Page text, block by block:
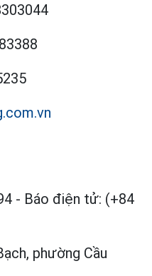
- Báo điện tử: (+84
phường Cầu